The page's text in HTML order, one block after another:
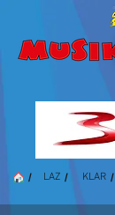
/ LAZ / KLAR /